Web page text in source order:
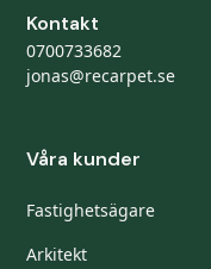
Kontakt
0700733682
jonas@recarpet.se
Våra kunder
Fastighetsägare
Arkitekt